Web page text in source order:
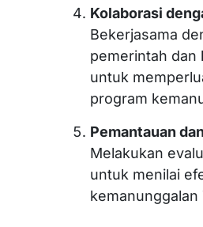
Kolaborasi
Bekerjasama
pemerintah dan
untuk
program
Pemantauan
Melakukan
untuk menilai
kemanunggalan